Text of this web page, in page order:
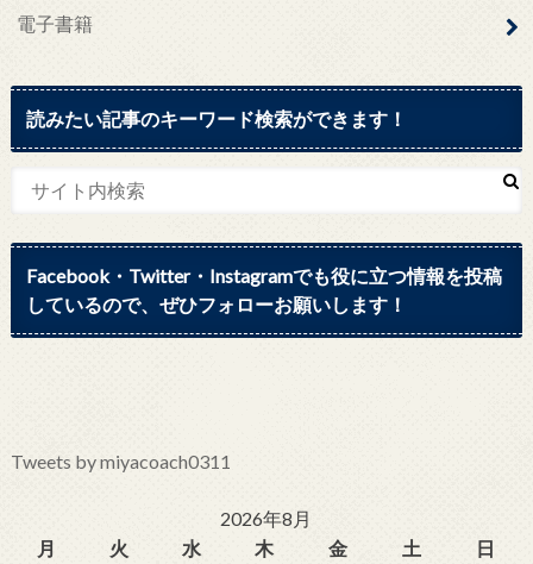
電子書籍
読みたい記事のキーワード検索ができます！
Facebook・Twitter・Instagramでも役に立つ情報を投稿
しているので、ぜひフォローお願いします！
Tweets by miyacoach0311
2026年8月
月
火 水 木 金 土
日